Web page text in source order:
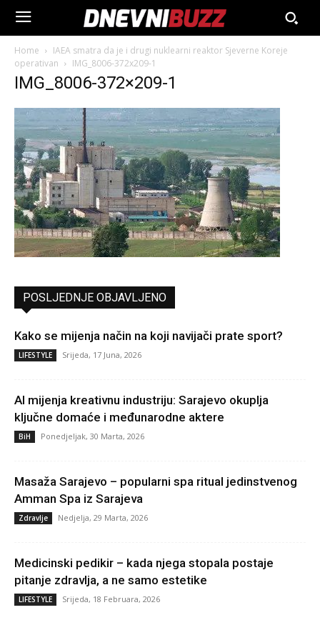
Home
IAEA smatra da je i drugi nuklearni reaktor Sjeverne Koreje
operativan
IMG_8006-372x209-1
IMG_8006-372×209-1
POSLJEDNJE OBJAVLJENO
Kako se mijenja način na koji navijači prate sport?
LIFESTYLE Srijeda, 17 Juna, 2026
AI mijenja kreativnu industriju: Sarajevo okuplja
ključne domaće i međunarodne aktere
BiH Ponedjeljak, 30 Marta, 2026
Masaža Sarajevo – popularni spa ritual jedinstvenog
Amman Spa iz Sarajeva
Zdravlje Nedjelja, 29 Marta, 2026
Medicinski pedikir – kada njega stopala postaje
pitanje zdravlja, a ne samo estetike
LIFESTYLE Srijeda, 18 Februara, 2026